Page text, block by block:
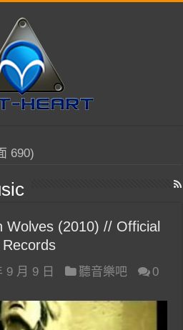
690)
Wolves (2010) // Official
9 月 9 日 聽音樂吧
0